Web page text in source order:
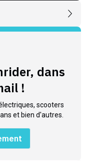
dans
!
scooters
et bien d'autres.